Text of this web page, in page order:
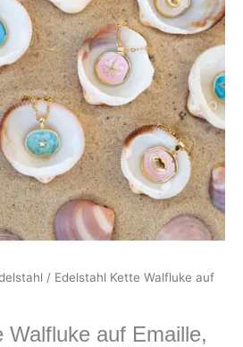
/ Edelstahl Kette Walfluke auf
Walfluke auf Emaille,